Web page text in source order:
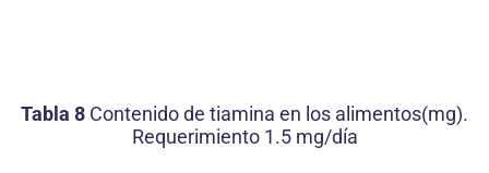
Tabla 8 Contenido de tiamina en los alimentos(mg).
Requerimiento 1.5 mg/día